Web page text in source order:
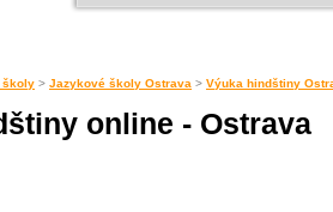
školy > Jazykové školy Ostrava > Výuka hindštiny
online - Ostrava